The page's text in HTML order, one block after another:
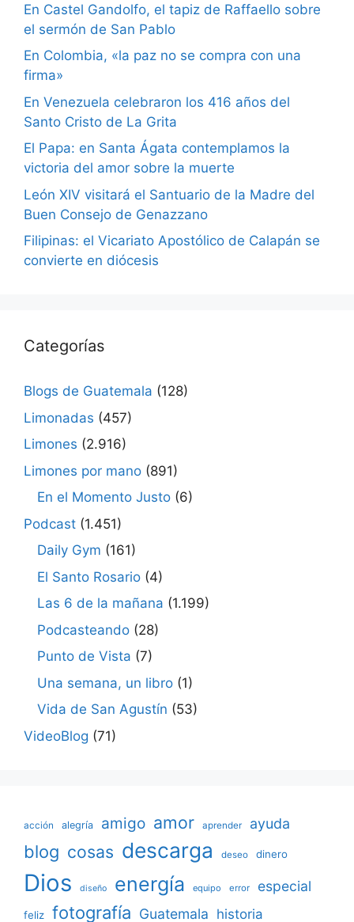
En Castel Gandolfo, el tapiz de Raffaello sobre
el sermón de San Pablo
En Colombia, «la paz no se compra con una
firma»
En Venezuela celebraron los 416 años del
Santo Cristo de La Grita
El Papa: en Santa Ágata contemplamos la
victoria del amor sobre la muerte
León XIV visitará el Santuario de la Madre del
Buen Consejo de Genazzano
Filipinas: el Vicariato Apostólico de Calapán se
convierte en diócesis
Categorías
Blogs de Guatemala (128)
Limonadas (457)
Limones (2.916)
Limones por mano (891)
En el Momento Justo (6)
Podcast (1.451)
Daily Gym (161)
El Santo Rosario (4)
Las 6 de la mañana (1.199)
Podcasteando (28)
Punto de Vista (7)
Una semana, un libro (1)
Vida de San Agustín (53)
VideoBlog (71)
acción alegría amigo amor aprender ayuda
blog cosas descarga deseo dinero
Dios diseño energía equipo error especial
feliz fotografía Guatemala historia